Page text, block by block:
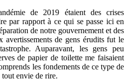
de 2019 étaient des crises
par rapport à ce qui se passe ici en
de notre gouvernement et des
avertissements de gens érudits fut le
Auparavant, les gens peu
de papier de toilette me faisaient
les fondements de ce type de
envie de rire.